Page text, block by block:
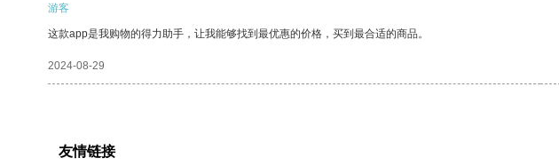
游客
这款app是我购物的得力助手，让我能够找到最优惠的价格，买到最合适的商品。
2024-08-29
友情链接